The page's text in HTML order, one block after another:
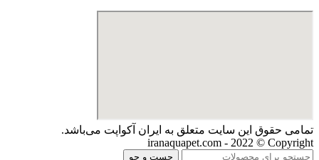
تمامی حقوق اين سايت متعلق به ایران آکواپت می‌باشد.
iranaquapet.com - 2022 © Copyright
جست و جو